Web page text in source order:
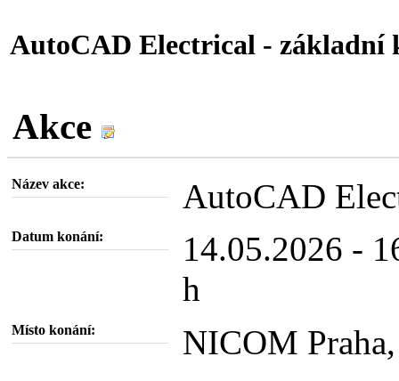
AutoCAD Electrical - základní
Akce
Název akce: AutoCAD
Datum konání:
14.05.2026 -
h
Místo konání: NICOM